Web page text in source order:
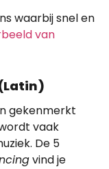
waarbij snel en
van
gekenmerkt
vaak
De 5
vind je